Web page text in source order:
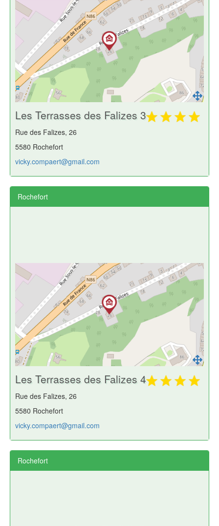
Les Terrasses des Falizes 3
Rue des Falizes, 26
5580 Rochefort
vicky.compaert@gmail.com
Rochefort
Les Terrasses des Falizes 4
Rue des Falizes, 26
5580 Rochefort
vicky.compaert@gmail.com
Rochefort